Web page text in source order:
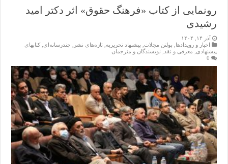
رونمایی از کتاب «فرهنگ حقوق» اثر دکتر امید
رشیدی
آذر ۱۴, ۱۴۰۴
اخبار و رویدادها, بولتن مجلات, پیشنهاد تحریریه,تازەهای نشر , چندرسانه‌ای,کتابهای
پیشنهادی, معرفی و نقد, نویسندگان و مترجمان
0